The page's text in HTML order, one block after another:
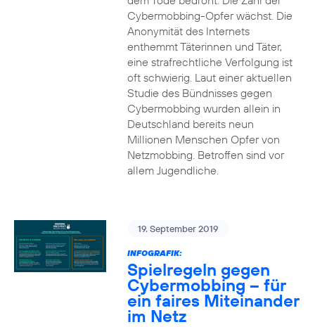
Cybermobbing-Opfer wächst. Die
Anonymität des Internets
enthemmt Täterinnen und Täter,
eine strafrechtliche Verfolgung ist
oft schwierig. Laut einer aktuellen
Studie des Bündnisses gegen
Cybermobbing wurden allein in
Deutschland bereits neun
Millionen Menschen Opfer von
Netzmobbing. Betroffen sind vor
allem Jugendliche.
19. September 2019
INFOGRAFIK:
Spielregeln gegen
Cybermobbing – für
ein faires Miteinander
im Netz